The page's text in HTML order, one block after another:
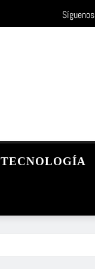
Síguenos
TECNOLOGÍA